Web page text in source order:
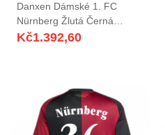
Danxen Dámské 1. FC
Nürnberg Žlutá Černá
Brankář Dresy 2025/26 Dres
Kč1.392,60